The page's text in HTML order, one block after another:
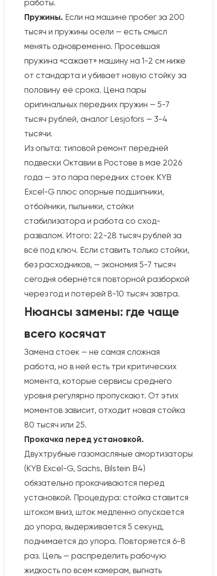
работы.
Пружины. Если на машине пробег за 200
тысяч и пружины осели — есть смысл
менять одновременно. Просевшая
пружина «сажает» машину на 1-2 см ниже
от стандарта и убивает новую стойку за
половину её срока. Цена пары
оригинальных передних пружин — 5-7
тысяч рублей, аналог Lesjofors — 3-4
тысячи.
Из опыта: типовой ремонт передней
подвески Октавии в Ростове в мае 2026
года — это пара передних стоек KYB
Excel-G плюс опорные подшипники,
отбойники, пыльники, стойки
стабилизатора и работа со сход-
развалом. Итого: 22-28 тысяч рублей за
всё под ключ. Если ставить только стойки,
без расходников, — экономия 5-7 тысяч
сегодня обернётся повторной разборкой
через год и потерей 8-10 тысяч завтра.
Нюансы замены: где чаще
всего косячат
Замена стоек — не самая сложная
работа, но в ней есть три критических
момента, которые сервисы среднего
уровня регулярно пропускают. От этих
моментов зависит, отходит новая стойка
80 тысяч или 25.
Прокачка перед установкой.
Двухтрубные газомасляные амортизаторы
(KYB Excel-G, Sachs, Bilstein B4)
обязательно прокачиваются перед
установкой. Процедура: стойка ставится
штоком вниз, шток медленно опускается
до упора, выдерживается 5 секунд,
поднимается до упора. Повторяется 6-8
раз. Цель — распределить рабочую
жидкость по всем камерам, выгнать